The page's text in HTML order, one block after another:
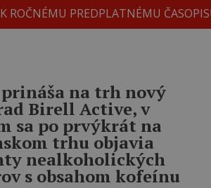
K ROČNÉMU PREDPLATNÉMU
na trh nový
Birell Active, v
sa po prvýkrát na
trhu objavia
nealkoholických
s obsahom kofeínu